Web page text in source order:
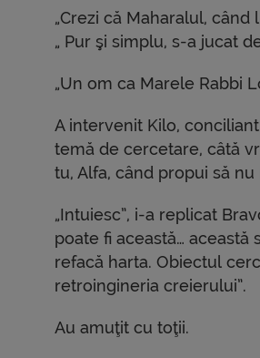
„Crezi că Maharalul,
„ Pur şi simplu, s-a jucat
„Un om ca Marele Rabbi
A intervenit Kilo,
temă de cercetare, câtă
tu, Alfa, când propui să
„Intuiesc”, i-a replicat
poate fi această…
refacă harta. Obiectul
retroingineria creierului”.
Au amuţit cu toţii.